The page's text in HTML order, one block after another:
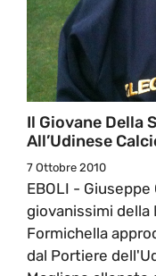
Il Giovane Della
All’Udinese
7 Ottobre 2010
EBOLI -
giovanissimi della
Formichella
dal Portiere